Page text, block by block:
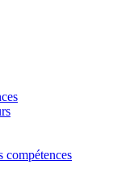
compétences